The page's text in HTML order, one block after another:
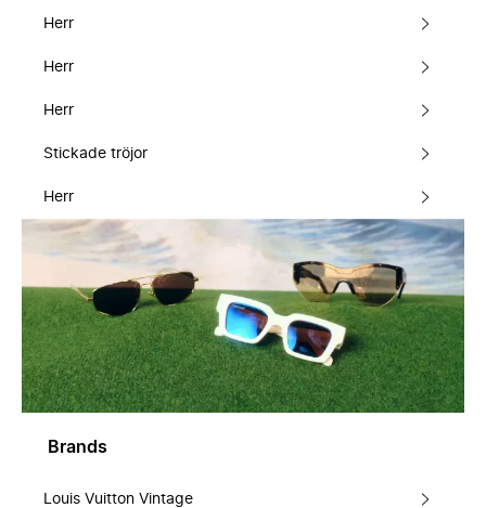
Herr
Herr
Herr
Stickade tröjor
Herr
Brands
Louis Vuitton Vintage